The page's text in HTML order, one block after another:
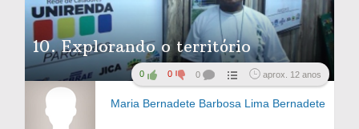
10. Explorando o território
0 0 0 aprox. 12 anos
Maria Bernadete Barbosa Lima Bernadete